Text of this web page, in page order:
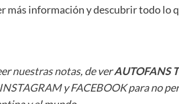
más información y descubrir todo lo
nuestras notas, de verAUTOFANS
INSTAGRAMyFACEBOOKpara no